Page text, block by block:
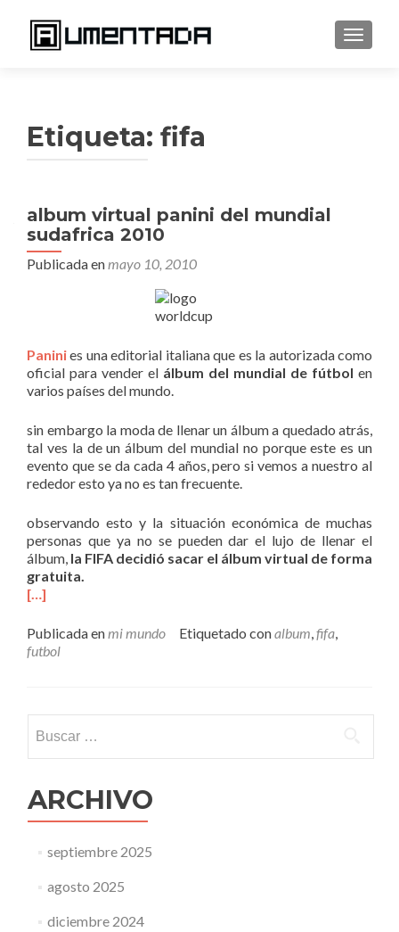
Etiqueta: fifa
album virtual panini del mundial
sudafrica 2010
Publicada enmayo 10, 2010
Paninies una editorial italiana que es la autorizada como
oficial para vender el álbum del mundial de fútbol en
varios países del mundo.
sin embargo la moda de llenar un álbum a quedado atrás,
tal ves la de un álbum del mundial no porque este es un
evento que se da cada 4 años, pero si vemos a nuestro al
rededor esto ya no es tan frecuente.
observando esto y la situación económica de muchas
personas que ya no se pueden dar el lujo de llenar el
álbum, la FIFA decidió sacar el álbum virtual de forma
gratuita.
[…]
Publicada enmi mundo Etiquetado conalbum,fifa,
futbol
ARCHIVO
septiembre 2025
agosto 2025
diciembre 2024